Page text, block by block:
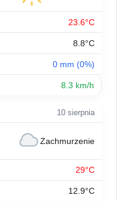
23.6°C
8.8°C
0 mm (0%)
8.3 km/h
10 sierpnia
Zachmurzenie
29°C
12.9°C